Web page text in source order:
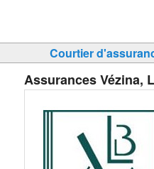
Courtier
Assurances Vézina,